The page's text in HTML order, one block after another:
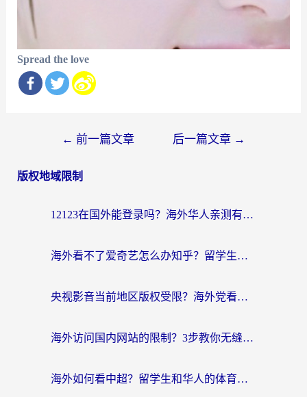
Spread the love
导
← 前一篇文章 后一篇文章 →
版权地域限制
12123在国外能登录吗？海外华人亲测有效的回国加速器选择指南
海外看不了爱奇艺怎么办知乎？留学生亲测有效的回国加速方案
央视影音当前地区版权受限？海外党看国内剧、追电视台的终极解决方案
海外访问国内网站的限制？3步教你无缝解锁国内资源（附实测最优工具）
海外如何看中超？留学生和华人的体育赛事观看终极指南（附欧洲杯奥运会观看技巧）